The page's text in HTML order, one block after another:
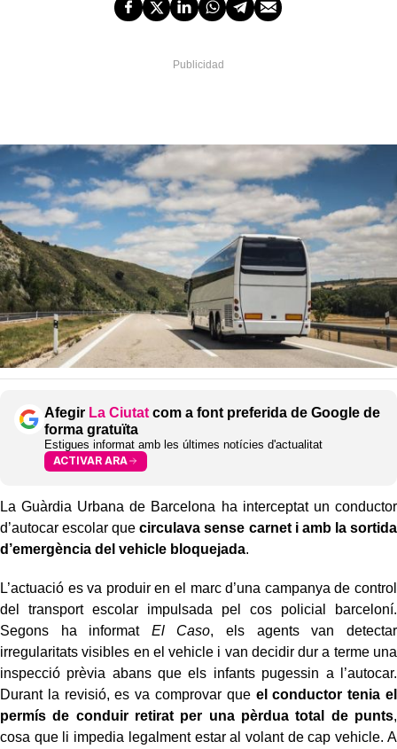
Afegir La Ciutat com a font preferida de Google de
forma gratuïta
Estigues informat amb les últimes notícies d'actualitat
ACTIVAR ARA
La Guàrdia Urbana de Barcelona ha interceptat un conductor
d’autocar escolar quecirculava sense carnet i amb la sortida
d’emergència del vehicle bloquejada.
L’actuació es va produir en el marc d’una campanya de control
del transport escolar impulsada pel cos policial barceloní.
Segons ha informat El Caso, els agents van detectar
irregularitats visibles en el vehicle i van decidir dur a terme una
inspecció prèvia abans que els infants pugessin a l’autocar.
Durant la revisió, es va comprovar que el conductor tenia el
permís de conduir retirat per una pèrdua total de punts,
cosa que li impedia legalment estar al volant de cap vehicle. A